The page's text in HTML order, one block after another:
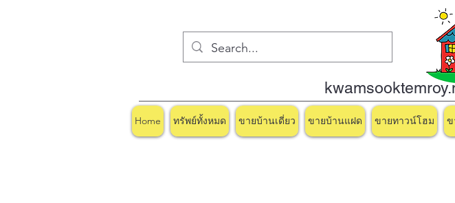
Home ทรัพย์ทั้งหมด ขายบ้านเดี่ยว ขายบ้านแฝด ขายทาวน์โฮม ข